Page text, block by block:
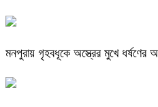
মনপুরায় গৃহবধূকে অস্ত্রের মুখে ধর্ষণের